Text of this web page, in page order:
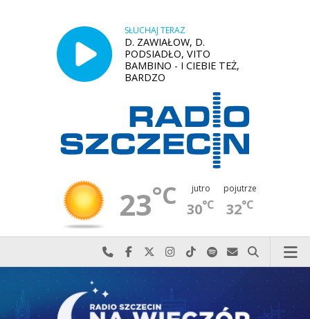
SŁUCHAJ TERAZ
D. ZAWIAŁOW, D.
PODSIADŁO, VITO
BAMBINO - I CIEBIE TEŻ,
BARDZO
23°C jutro
30°C
pojutrze
32°C
Najlepiej po prostu do nas zadzwoń
Odwiedź nas na Facebook-u
Odwiedź nas na X
Odwiedź nas na Instagram-ie
Odwiedź nas na TikTok-u
Szukaj nas na Spotify
Wyślij do nas
Szukaj